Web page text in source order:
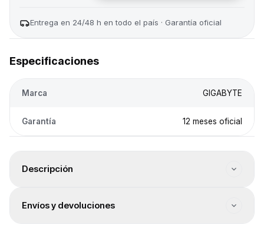
Entrega en 24/48 h en todo el país · Garantía oficial
Especificaciones
Marca GIGABYTE
Garantía 12 meses oficial
Descripción
Chipset H610. Socket: LGA1700. Factor de Forma: Micro
Envíos y devoluciones